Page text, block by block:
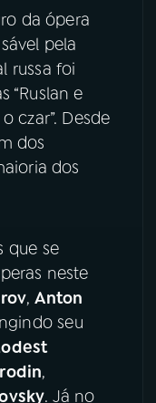
da ópera
pela
russa foi
“Ruslan e
czar”. Desde
dos
dos
que se
neste
,Anton
seu
,
. Já no